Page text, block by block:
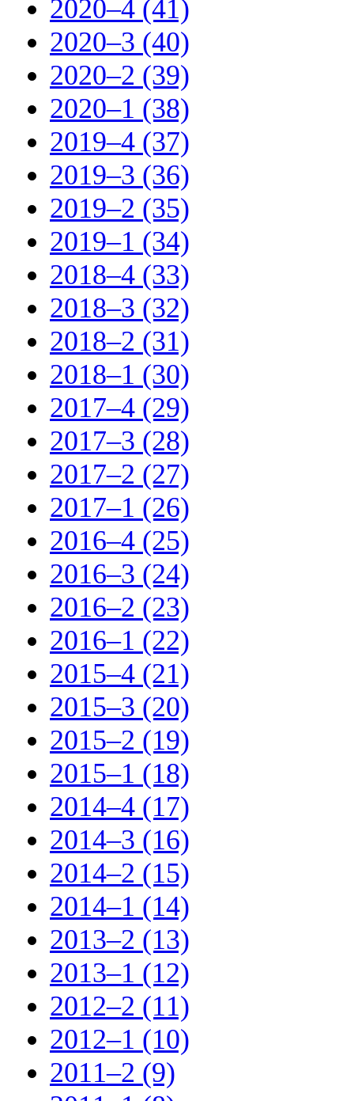
2020–4 (41)
2020–3 (40)
2020–2 (39)
2020–1 (38)
2019–4 (37)
2019–3 (36)
2019–2 (35)
2019–1 (34)
2018–4 (33)
2018–3 (32)
2018–2 (31)
2018–1 (30)
2017–4 (29)
2017–3 (28)
2017–2 (27)
2017–1 (26)
2016–4 (25)
2016–3 (24)
2016–2 (23)
2016–1 (22)
2015–4 (21)
2015–3 (20)
2015–2 (19)
2015–1 (18)
2014–4 (17)
2014–3 (16)
2014–2 (15)
2014–1 (14)
2013–2 (13)
2013–1 (12)
2012–2 (11)
2012–1 (10)
2011–2 (9)